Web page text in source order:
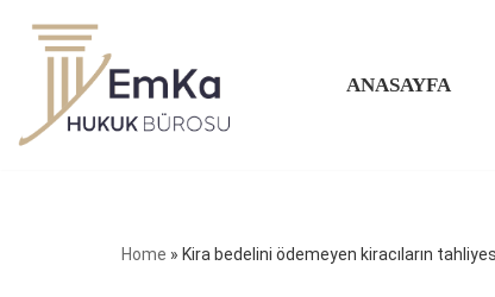
ANASAYFA
Home » Kira bedelini ödemeyen kiracıların